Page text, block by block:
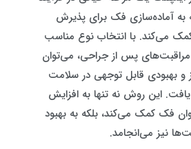
آماده‌سازی فک برای پذیرش
می‌کند. با انتخاب نوع مناسب
پس از جراحی، می‌توان
و بهبودی قابل توجهی در سلامت
این روش نه تنها به افزایش
فک کمک می‌کند، بلکه به بهبود
نیز می‌انجامد.